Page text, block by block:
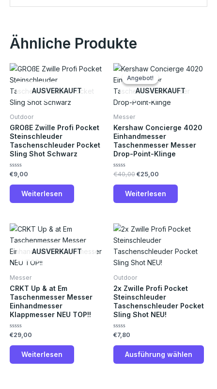
Ähnliche Produkte
AUSVERKAUFT
Outdoor
GROßE Zwille Profi Pocket
Steinschleuder
Taschenschleuder Pocket
Sling Shot Schwarz
Bewertet
0
€9,00
Weiterlesen
Angebot!
AUSVERKAUFT
Angebot!
Messer
Kershaw Concierge 4020
Einhandmesser
Taschenmesser Messer
Drop-Point-Klinge
Bewertet
0
€40,00
Ursprünglicher
Preis
war:
€40,00
€25,00
Aktueller
ist:
€25,00.
Weiterlesen
AUSVERKAUFT
Messer
CRKT Up & at Em
Taschenmesser Messer
Einhandmesser
Klappmesser NEU TOP!!
Bewertet
0
€29,00
Weiterlesen
Outdoor
2x Zwille Profi Pocket
Steinschleuder
Taschenschleuder Pocket
Sling Shot NEU!
Bewertet
mit
0
€7,80
Ausführung wählen